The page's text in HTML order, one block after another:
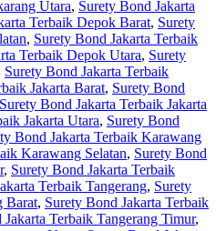
Utara, Surety Bond Jakarta
Terbaik Depok Barat, Surety
, Surety Bond Jakarta Terbaik
Terbaik Depok Utara, Surety
Surety Bond Jakarta Terbaik
Jakarta Barat, Surety Bond
Surety Bond Jakarta Terbaik Jakarta
Jakarta Utara, Surety Bond
Bond Jakarta Terbaik Karawang
Karawang Selatan, Surety Bond
, Surety Bond Jakarta Terbaik
Terbaik Tangerang, Surety
Barat, Surety Bond Jakarta Terbaik
Jakarta Terbaik Tangerang Timur,